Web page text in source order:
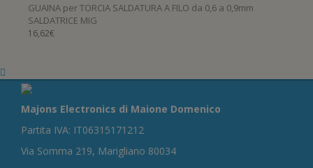
GUAINA per TORCIA SALDATURA A FILO da 0,6 a 0,9mm
SALDATRICE MIG
16,62€
Majons Electronics di Maione Domenico
Partita IVA: IT06315171212
Via Somma 219, Marigliano 80034